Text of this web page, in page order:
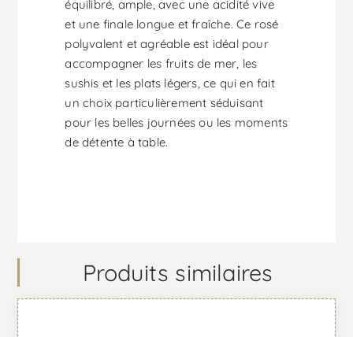
équilibré, ample, avec une acidité vive
et une finale longue et fraîche. Ce rosé
polyvalent et agréable est idéal pour
accompagner les fruits de mer, les
sushis et les plats légers, ce qui en fait
un choix particulièrement séduisant
pour les belles journées ou les moments
de détente à table.
Produits similaires